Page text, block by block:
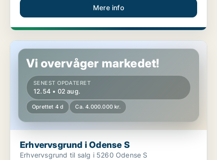
Mere info
Erhvervsgrund i Odense S
Vi overvåger markedet!
SENEST OPDATERET
12.54 • 02 aug.
Oprettet 4 d Ca. 4.000.000 kr.
Erhvervsgrund i Odense S
Erhvervsgrund til salg i 5260 Odense S